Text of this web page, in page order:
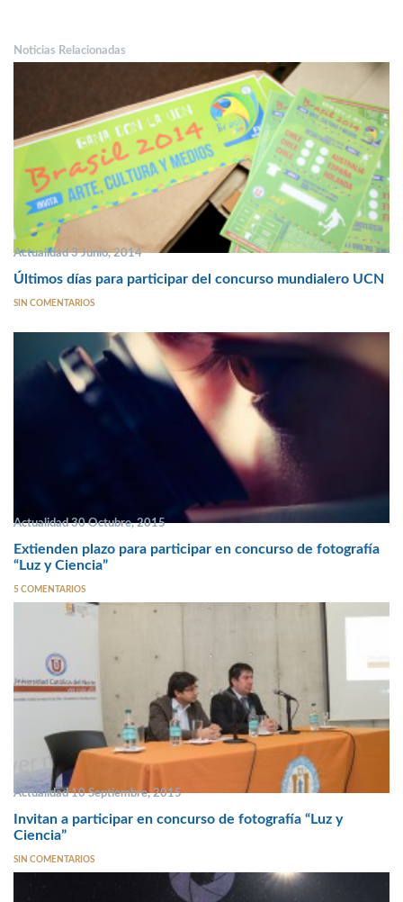
Noticias Relacionadas
Actualidad 3 Junio, 2014
Últimos días para participar del concurso mundialero UCN
SIN COMENTARIOS
Actualidad 30 Octubre, 2015
Extienden plazo para participar en concurso de fotografía
“Luz y Ciencia”
5 COMENTARIOS
Actualidad 10 Septiembre, 2015
Invitan a participar en concurso de fotografía “Luz y
Ciencia”
SIN COMENTARIOS